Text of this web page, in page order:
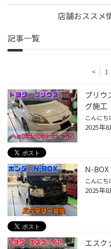
店舗おススメ
記事一覧
< 1
プリ
グ施工
2025年8
N-
2025年8
エスク